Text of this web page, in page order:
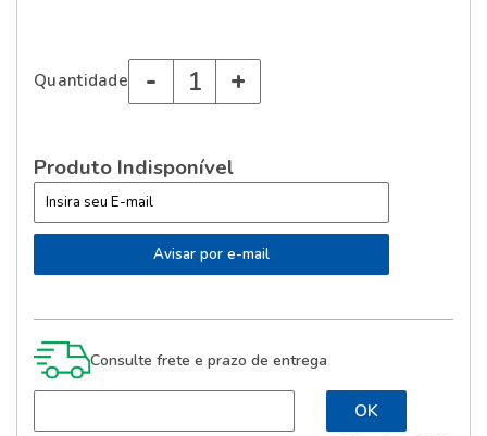
Quantidade - +
Produto Indisponível
Consulte frete e prazo de entrega